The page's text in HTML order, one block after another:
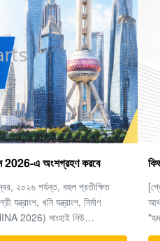
কিভাবে একটি ভাল ফাইনাল ড্রাইভ
[গ্লোবাল কনস্ট্রাকশন মেশিনারি ইন্ডাস্ট্রি
আর্থমোভিং ইঞ্জিনিয়ারিংয়ের ক্ষেত্রে, সময়ই
"হৃদয়"। একটি খননকারীর জটিল পাওয়ার
মোটর এবং রিডিউসার অ্যাসেম্বলি) উচ্চ-